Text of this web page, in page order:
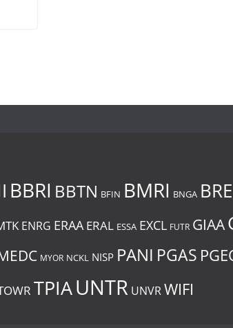
BBRI BBTN BFIN BMRI BNGA
ENRG ERAA ERAL ESSA EXCL FUTR GIAA
MYOR NCKL NISP PANI PGAS
TPIAUNTR UNVR WIFI